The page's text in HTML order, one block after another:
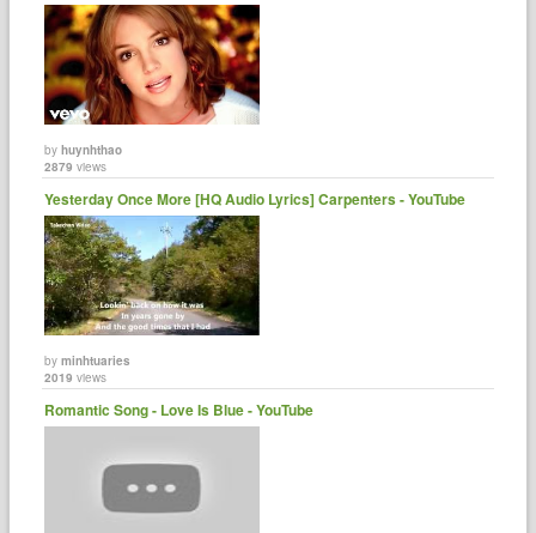
byhuynhthao
2879 views
Yesterday Once More [HQ Audio Lyrics] Carpenters - YouTube
byminhtuaries
2019 views
Romantic Song - Love Is Blue - YouTube